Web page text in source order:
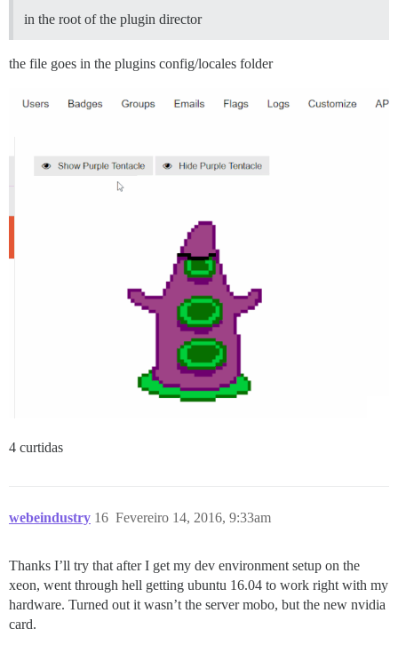
in the root of the plugin director
the file goes in the plugins config/locales folder
4 curtidas
webeindustry Fevereiro 14, 2016, 9:33am
16
Thanks I’ll try that after I get my dev environment setup on the
xeon, went through hell getting ubuntu 16.04 to work right with my
hardware. Turned out it wasn’t the server mobo, but the new nvidia
card.